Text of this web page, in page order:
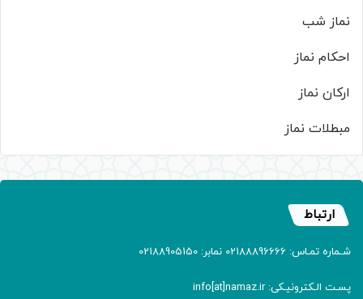
نماز شب
احکام نماز
ارکان نماز
مبطلات نماز
ارتباط
شـماره تمـاس: 02188896666 نمابر: 02188905150
پسـت الـکترونیـکی: info[at]namaz.ir